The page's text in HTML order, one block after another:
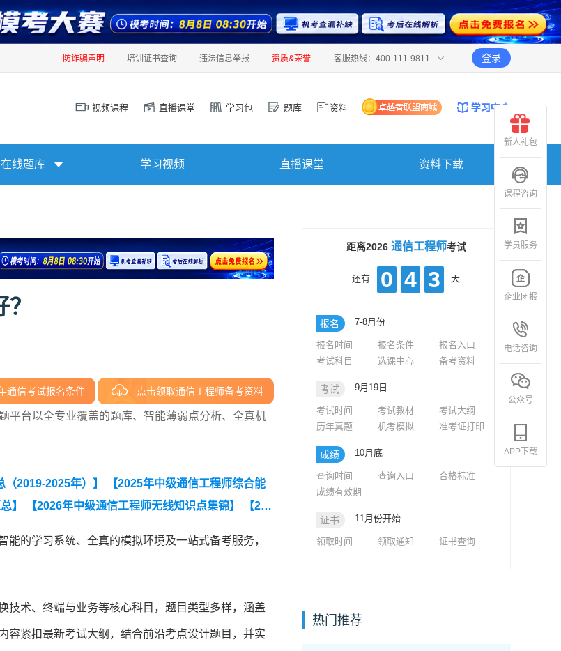
防诈骗声明 培训证书查询 违法信息举报 资质&荣誉 客服热线：400-111-9811 登录
视频课程 直播课堂 学习包 题库 资料
在线题库 学习视频 直播课堂 资料下载
通信考试报名条件 点击领取通信工程师备考资料
平台以全专业覆盖的题库、智能薄弱点分析、全真机
2019-2025年）】
【2025年中级通信工程师综合能
】 【2026年中级通信工程师无线知识点集锦】
【202
的学习系统、全真的模拟环境及一站式备考服务，
技术、终端与业务等核心科目，题目类型多样，涵盖
容紧扣最新考试大纲，结合前沿考点设计题目，并实
距离2026 通信工程师考试
还有 0 4 3 天
报名 7-8月份
报名时间 报名条件
报名入口
考试科目
选课中心 备考资料
考试 9月19日
考试时间 考试教材
考试大纲
历年真题
机考模拟 准考证打印
成绩 10月底
查询时间 查询入口
合格标准
成绩有效期
证书 11月份开始
领取时间 领取通知 证书查询
热门推荐
新人礼包
课程咨询
学员服务
企业团报
电话咨询
公众号
APP下载